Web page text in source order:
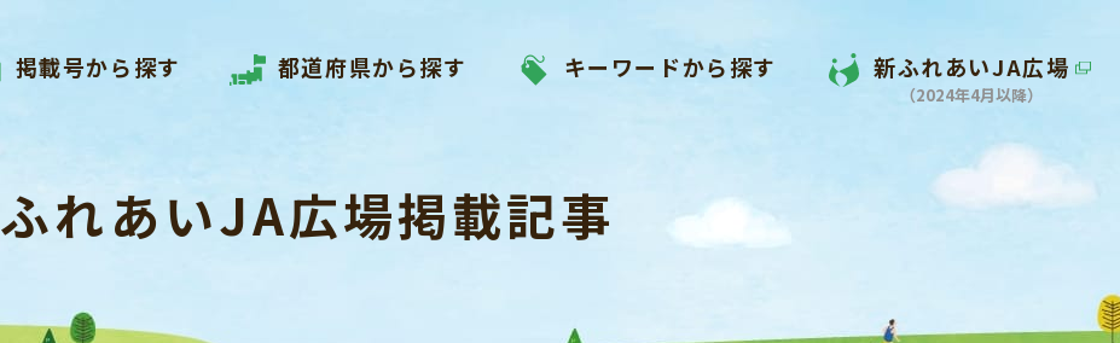
掲載号から探す 都道府県から探す キーワードから探す 新ふれあいJA広場
（2024年4月以降）
ふれあいJA広場掲載記事